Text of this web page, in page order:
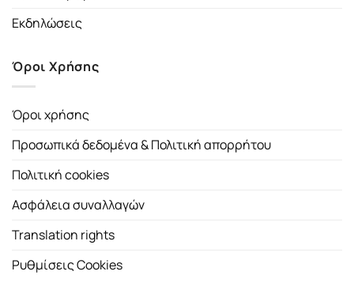
Εκδηλώσεις
Όροι Χρήσης
Όροι χρήσης
Προσωπικά δεδομένα & Πολιτική απορρήτου
Πολιτική cookies
Ασφάλεια συναλλαγών
Translation rights
Ρυθμίσεις Cookies